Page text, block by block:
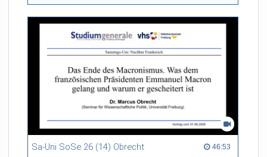
Sa-Uni SoSe 26 (14) Obrecht 46:53
46:53 duration